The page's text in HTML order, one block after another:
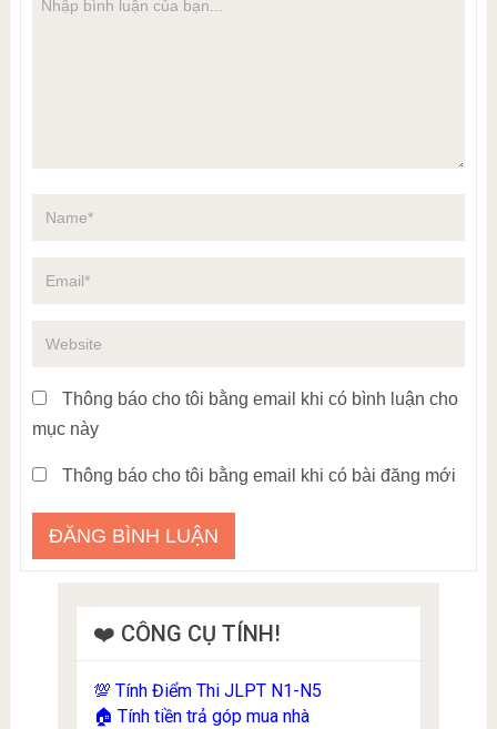
Thông báo cho tôi bằng email khi có bình luận cho
mục này
Thông báo cho tôi bằng email khi có bài đăng mới
❤️ CÔNG CỤ TÍNH!
💯 Tính Điểm Thi JLPT N1-N5
🏠 Tính tiền trả góp mua nhà